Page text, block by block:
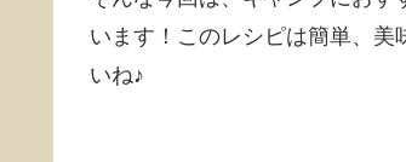
います！このレシピは簡単、美
いね♪